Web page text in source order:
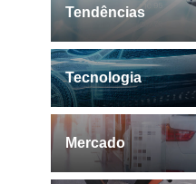
Tendências
Tecnologia
Mercado